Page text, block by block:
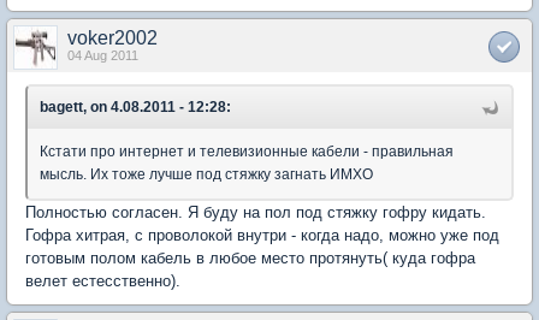
voker2002
04 Aug 2011
bagett, on 4.08.2011 - 12:28:
Кстати про интернет и телевизионные кабели - правильная
мысль. Их тоже лучше под стяжку загнать ИМХО
Полностью согласен. Я буду на пол под стяжку гофру кидать.
Гофра хитрая, с проволокой внутри - когда надо, можно уже под
готовым полом кабель в любое место протянуть( куда гофра
велет естесственно).